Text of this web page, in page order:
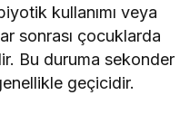
kullanımı veya
sonrası çocuklarda
Bu duruma sekonder
geçicidir.